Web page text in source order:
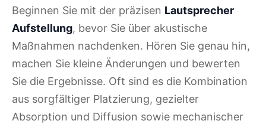
Beginnen Sie mit der präzisen Lautsprecher
Aufstellung, bevor Sie über akustische
Maßnahmen nachdenken. Hören Sie genau hin,
machen Sie kleine Änderungen und bewerten
Sie die Ergebnisse. Oft sind es die Kombination
aus sorgfältiger Platzierung, gezielter
Absorption und Diffusion sowie mechanischer